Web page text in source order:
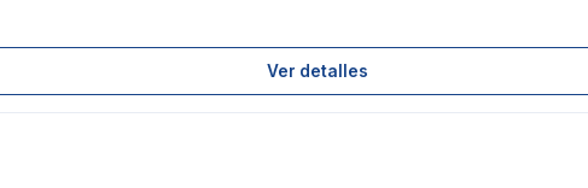
Ver detalles